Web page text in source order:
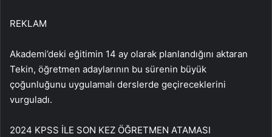
REKLAM
Akademi’deki eğitimin 14 ay olarak planlandığını aktaran
Tekin, öğretmen adaylarının bu sürenin büyük
çoğunluğunu uygulamalı derslerde geçireceklerini
vurguladı.
2024 KPSS İLE SON KEZ ÖĞRETMEN ATAMASI